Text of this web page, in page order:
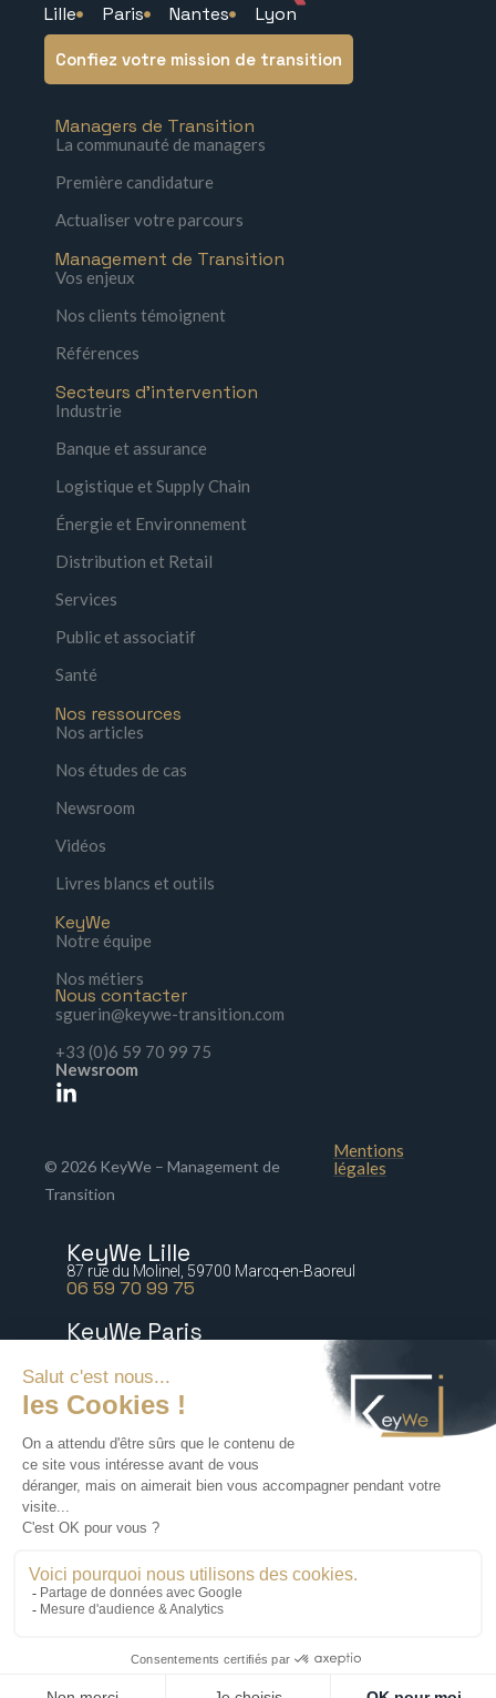
Lille Paris Nantes Lyon
Confiez votre mission de transition
Managers de Transition
La communauté de managers
Première candidature
Actualiser votre parcours
Management de Transition
Vos enjeux
Nos clients témoignent
Références
Secteurs d'intervention
Industrie
Banque et assurance
Logistique et Supply Chain
Énergie et Environnement
Distribution et Retail
Services
Public et associatif
Santé
Nos ressources
Nos articles
Nos études de cas
Newsroom
Vidéos
Livres blancs et outils
KeyWe
Notre équipe
Nos métiers
Nous contacter
sguerin@keywe-transition.com
+33 (0)6 59 70 99 75
Newsroom
© 2026 KeyWe – Management de
Transition
Mentions
légales
KeyWe Lille
87 rue du Molinel, 59700 Marcq-en-Baoreul
06 59 70 99 75
KeyWe Paris
5 bis rue Marguerite de Rochechouart 75009 Paris
06 77 64 21 54
KeyWe Nantes
06 16 47 67 88
KeyWe Lyon
72 rue Tronchet, 69006 Lyon
06 18 71 76 60
Cabinet Management de Transition -